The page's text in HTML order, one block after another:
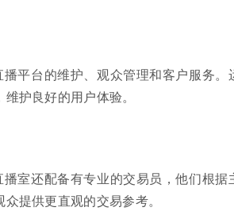
播平台的维护、观众管理和客户服务
护良好的用户体验。
播室还配备有专业的交易员，他们根
提供更直观的交易参考。